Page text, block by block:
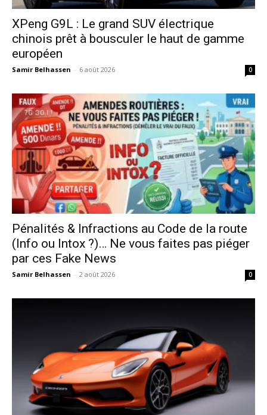
XPeng G9L : Le grand SUV électrique
chinois prêt à bousculer le haut de gamme
européen
Samir Belhassen - 6 août 2026 0
Pénalités & Infractions au Code de la route
(Info ou Intox ?)… Ne vous faites pas piéger
par ces Fake News
Samir Belhassen - 2 août 2026 0